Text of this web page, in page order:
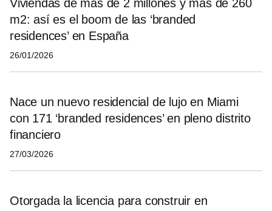
Viviendas de más de 2 millones y más de 260
m2: así es el boom de las ‘branded
residences’ en España
26/01/2026
Nace un nuevo residencial de lujo en Miami
con 171 ‘branded residences’ en pleno distrito
financiero
27/03/2026
Otorgada la licencia para construir en